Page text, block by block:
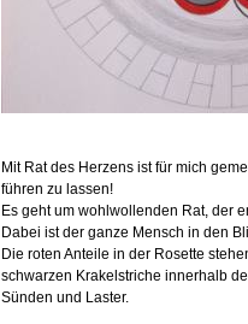
Mit Rat des Herzens ist für mich
führen zu lassen!
Es geht um wohlwollenden Rat, der
Dabei ist der ganze Mensch in den
Die roten Anteile in der Rosette
schwarzen Krakelstriche innerhalb
Sünden und Laster.